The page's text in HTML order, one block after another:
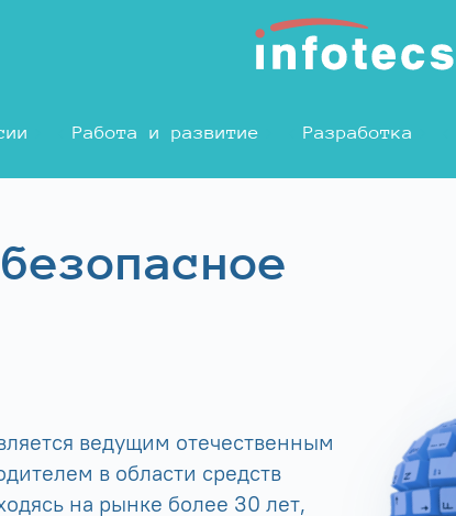
Работа и развитие Разработка
ведущим отечественным
в области средств
на рынке более 30 лет,